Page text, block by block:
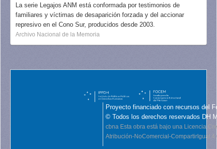
La serie Legajos ANM está conformada por testimonios de
familiares y víctimas de desaparición forzada y del accionar
represivo en el Cono Sur, producidos desde 2003.
Archivo Nacional de la Memoria
Proyecto financiado con recursos del
© Todos los derechos reservados DH
cbna Esta obra está bajo una Licencia
Atribución-NoComercial-CompartirIgual